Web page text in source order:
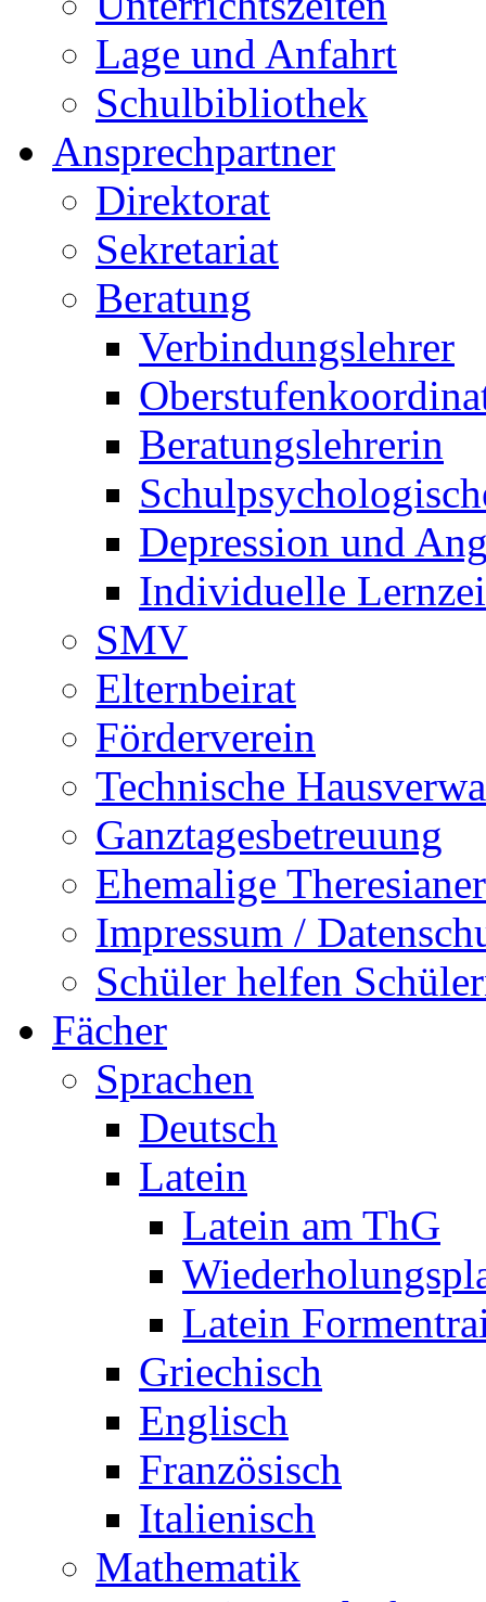
Lage und Anfahrt
Schulbibliothek
Ansprechpartner
Direktorat
Sekretariat
Beratung
Verbindungslehrer
Beratungslehrerin
Depression und
Individuelle
SMV
Elternbeirat
Förderverein
Technische
Ganztagesbetreuung
Ehemalige Theresianer
Impressum /
Schüler helfen
Fächer
Sprachen
Deutsch
Latein
Latein am ThG
Latein
Griechisch
Englisch
Französisch
Italienisch
Mathematik